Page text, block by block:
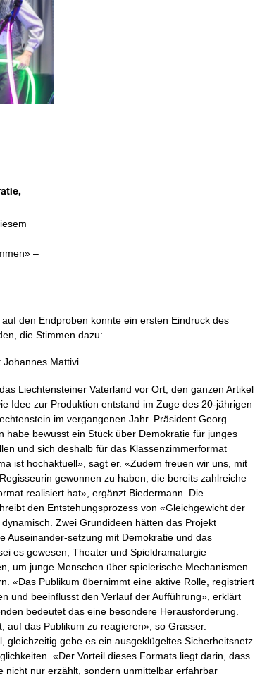
–
auf den Endproben konnte ein ersten Eindruck des
die Stimmen dazu:
Johannes Mattivi.
Liechtensteiner Vaterland vor Ort, den ganzen Artikel
Idee zur Produktion entstand im Zuge des 20-jährigen
im vergangenen Jahr. Präsident Georg
habe bewusst ein Stück über Demokratie für junges
und sich deshalb für das Klassenzimmerformat
ist hochaktuell», sagt er. «Zudem freuen wir uns, mit
gewonnen zu haben, die bereits zahlreiche
realisiert hat», ergänzt Biedermann. Die
den Entstehungsprozess von «Gleichgewicht der
Zwei Grundideen hätten das Projekt
Auseinander-setzung mit Demokratie und das
es gewesen, Theater und Spieldramaturgie
um junge Menschen über spielerische Mechanismen
«Das Publikum übernimmt eine aktive Rolle, registriert
und beeinflusst den Verlauf der Aufführung», erklärt
bedeutet das eine besondere Herausforderung.
auf das Publikum zu reagieren», so Grasser.
gleichzeitig gebe es ein ausgeklügeltes Sicherheitsnetz
«Der Vorteil dieses Formats liegt darin, dass
nicht nur erzählt, sondern unmittelbar erfahrbar